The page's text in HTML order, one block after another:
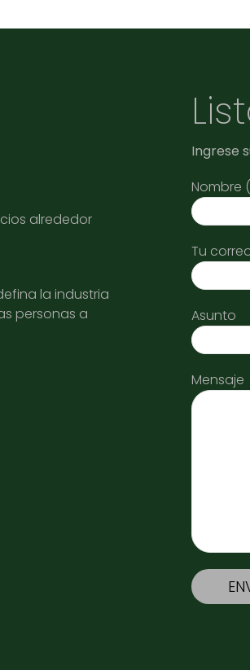
alrededor
la industria
personas a
Ingrese
Nombre
Tu
Asunto
Mensaje